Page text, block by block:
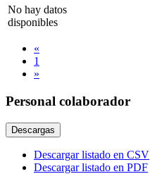
No hay datos
disponibles
«
1
»
Personal colaborador
Descargas
Descargar listado en CSV
Descargar listado en PDF